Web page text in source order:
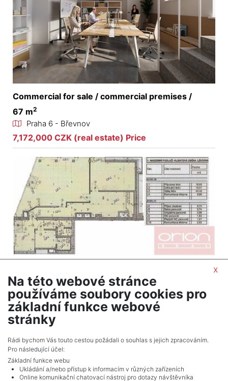
Commercial for sale / commercial premises /
67 m2
Praha 6 - Břevnov
7,172,000 CZK (real estate) Price
114 m2
Praha 4 - Nusle
60,000 CZK (month) Price + UTILITIES
Adverts total8.
x
Na této webové stránce
používáme soubory cookies pro
základní funkce webové
stránky
Rádi bychom Vás touto cestou požádali o souhlas s jejich zpracováním.
Pro následující účel:
Základní funkce webu
Ukládání a/nebo přístup k informacím v různých zařízeních
Online komunikační chatovací nástroj pro dotazy návštěvníka